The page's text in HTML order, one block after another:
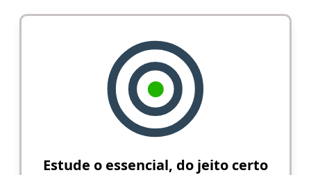
Estude o essencial, do jeito certo